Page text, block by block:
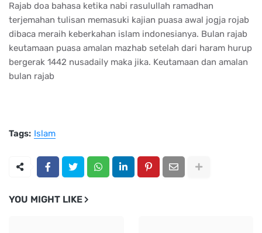
Rajab doa bahasa ketika nabi rasulullah ramadhan
terjemahan tulisan memasuki kajian puasa awal jogja rojab
dibaca meraih keberkahan islam indonesianya. Bulan rajab
keutamaan puasa amalan mazhab setelah dari haram hurup
bergerak 1442 nusadaily maka jika. Keutamaan dan amalan
bulan rajab
Tags: Islam
YOU MIGHT LIKE